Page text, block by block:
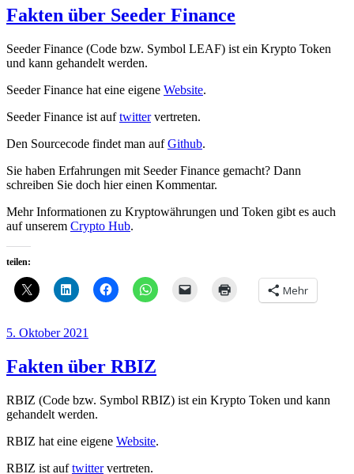
Fakten über Seeder Finance
Seeder Finance (Code bzw. Symbol LEAF) ist ein Krypto Token
und kann gehandelt werden.
Seeder Finance hat eine eigene Website.
Seeder Finance ist auftwittervertreten.
Den Sourcecode findet man aufGithub.
Sie haben Erfahrungen mit Seeder Finance gemacht? Dann
schreiben Sie doch hier einen Kommentar.
Mehr Informationen zu Kryptowährungen und Token gibt es auch
auf unserem Crypto Hub.
teilen:
Mehr
Veröffentlicht
5. Oktober 2021
Fakten über RBIZ
RBIZ (Code bzw. Symbol RBIZ) ist ein Krypto Token und kann
gehandelt werden.
RBIZ hat eine eigene Website.
RBIZ ist auftwittervertreten.